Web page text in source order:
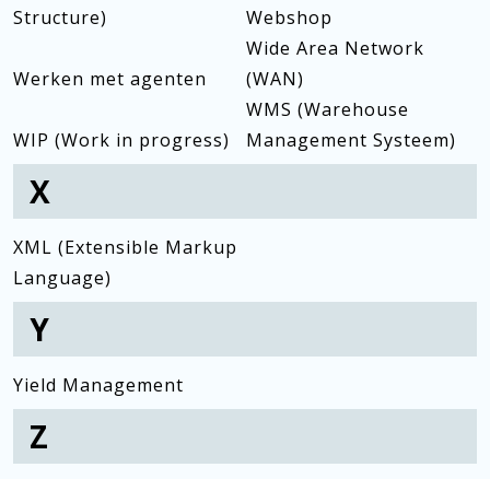
Structure)
Webshop
Werken met agenten
Wide Area Network
(WAN)
WIP (Work in progress)
WMS (Warehouse
Management Systeem)
X
XML (Extensible Markup
Language)
Y
Yield Management
Z